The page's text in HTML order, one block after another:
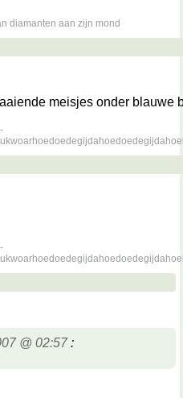
diamanten aan zijn mond
meisjes onder blauwe
@ 02:57: